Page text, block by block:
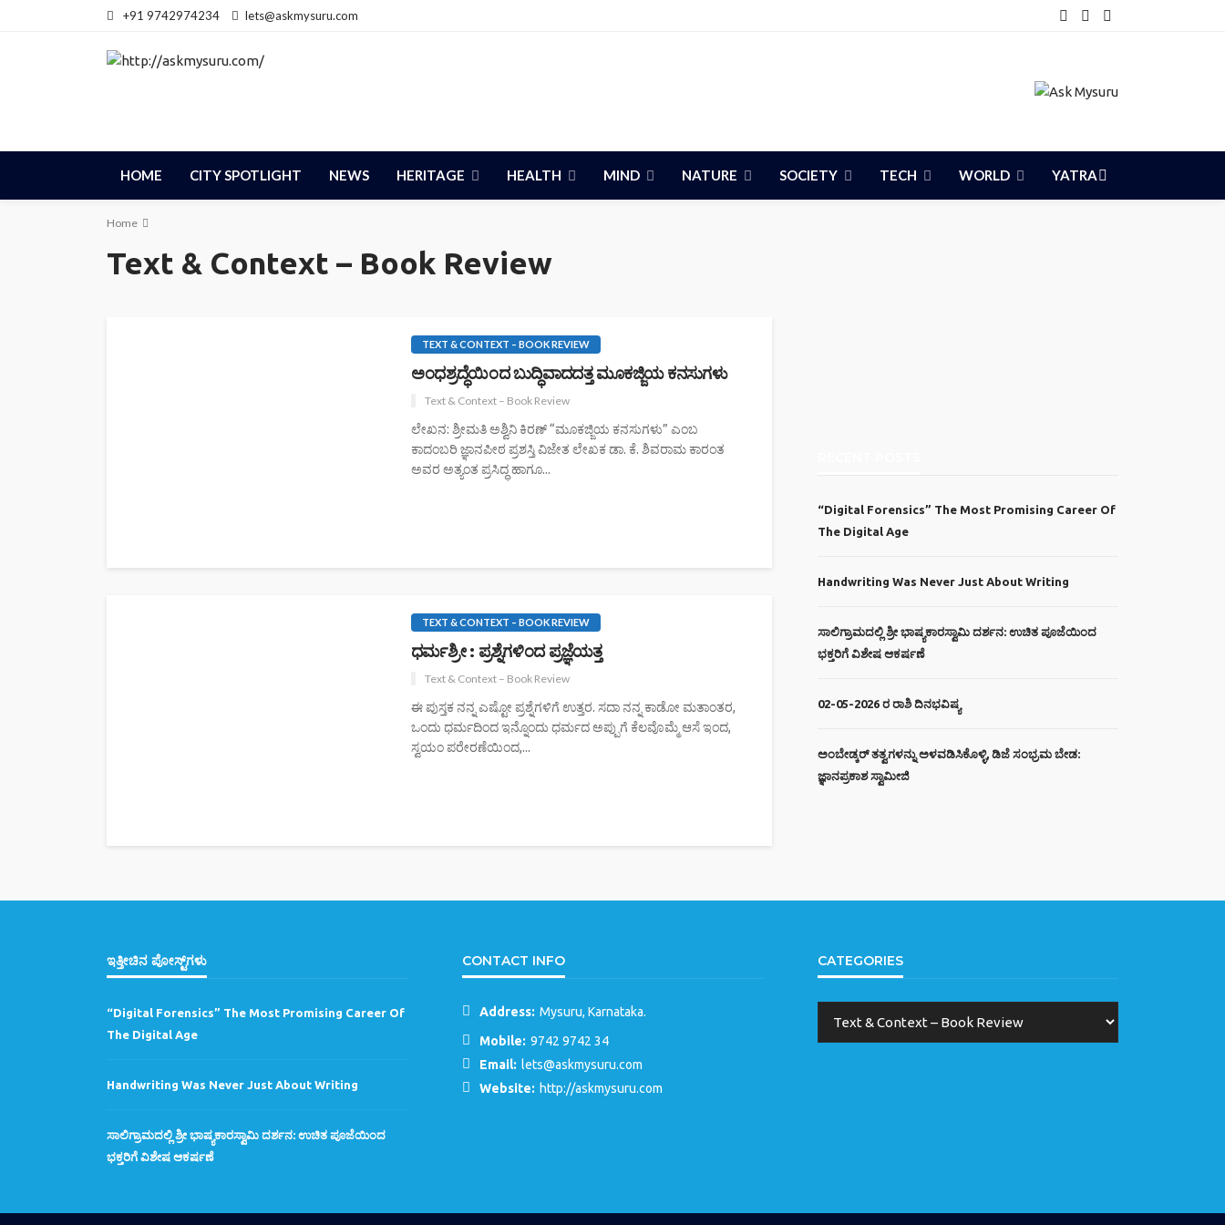
+91 9742974234 lets@askmysuru.com
HOME CITY SPOTLIGHT NEWS HERITAGE HEALTH MIND NATURE SOCIETY TECH WORLD YATRA
Home
Text & Context – Book Review
TEXT & CONTEXT – BOOK REVIEW
ಅಂಧಶ್ರದ್ಧೆಯಿಂದ ಬುದ್ಧಿವಾದದತ್ತ ಮೂಕಜ್ಜಿಯ ಕನಸುಗಳು
Text & Context – Book Review
ಲೇಖನ: ಶ್ರೀಮತಿ ಅಶ್ವಿನಿ ಕಿರಣ್ “ಮೂಕಜ್ಜಿಯ ಕನಸುಗಳು” ಎಂಬ
ಕಾದಂಬರಿ ಜ್ಞಾನಪೀಠ ಪ್ರಶಸ್ತಿ ವಿಜೇತ ಲೇಖಕ ಡಾ. ಕೆ. ಶಿವರಾಮ ಕಾರಂತ
ಅವರ ಅತ್ಯಂತ ಪ್ರಸಿದ್ಧ ಹಾಗೂ...
TEXT & CONTEXT – BOOK REVIEW
ಧರ್ಮಶ್ರೀ : ಪ್ರಶ್ನೆಗಳಿಂದ ಪ್ರಜ್ಞೆಯತ್ತ
Text & Context – Book Review
ಈ ಪುಸ್ತಕ ನನ್ನ ಎಷ್ಟೋ ಪ್ರಶ್ನೆಗಳಿಗೆ ಉತ್ತರ. ಸದಾ ನನ್ನ ಕಾಡೋ ಮತಾಂತರ,
ಒಂದು ಧರ್ಮದಿಂದ ಇನ್ನೊಂದು ಧರ್ಮದ ಅಪ್ಪುಗೆ ಕೆಲವೊಮ್ಮೆ ಆಸೆ ಇಂದ,
ಸ್ವಯಂ ಪರೇರಣೆಯಿಂದ,...
“Digital Forensics” The Most Promising Career Of
The Digital Age
Handwriting Was Never Just About Writing
ಸಾಲಿಗ್ರಾಮದಲ್ಲಿ ಶ್ರೀ ಭಾಷ್ಯಕಾರಸ್ವಾಮಿ ದರ್ಶನ: ಉಚಿತ ಪೂಜೆಯಿಂದ
ಭಕ್ತರಿಗೆ ವಿಶೇಷ ಆಕರ್ಷಣೆ
02-05-2026 ರ ರಾಶಿ ದಿನಭವಿಷ್ಯ
ಅಂಬೇಡ್ಕರ್ ತತ್ವಗಳನ್ನು ಅಳವಡಿಸಿಕೊಳ್ಳಿ, ಡಿಜೆ ಸಂಭ್ರಮ ಬೇಡ:
ಜ್ಞಾನಪ್ರಕಾಶ ಸ್ವಾಮೀಜಿ
ಇತ್ತೀಚಿನ ಪೋಸ್ಟ್‌ಗಳು
“Digital Forensics” The Most Promising Career Of
The Digital Age
Handwriting Was Never Just About Writing
ಸಾಲಿಗ್ರಾಮದಲ್ಲಿ ಶ್ರೀ ಭಾಷ್ಯಕಾರಸ್ವಾಮಿ ದರ್ಶನ: ಉಚಿತ ಪೂಜೆಯಿಂದ
ಭಕ್ತರಿಗೆ ವಿಶೇಷ ಆಕರ್ಷಣೆ
CONTACT INFO
Address: Mysuru, Karnataka.
Mobile: 9742 9742 34
Email: lets@askmysuru.com
Website: http://askmysuru.com
CATEGORIES